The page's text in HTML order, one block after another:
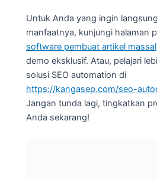
Untuk Anda yang ingin
manfaatnya, kunjungi halaman
software pembuat artikel massal
demo eksklusif. Atau, pelajari
solusi SEO automation di
https://kangasep.com/seo-
Jangan tunda lagi, tingkatkan
Anda sekarang!